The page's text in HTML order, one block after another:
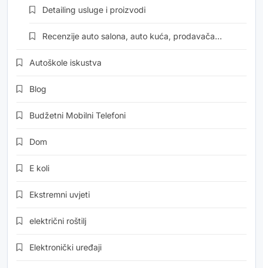
Detailing usluge i proizvodi
Recenzije auto salona, auto kuća, prodavača…
Autoškole iskustva
Blog
Budžetni Mobilni Telefoni
Dom
E koli
Ekstremni uvjeti
električni roštilj
Elektronički uređaji